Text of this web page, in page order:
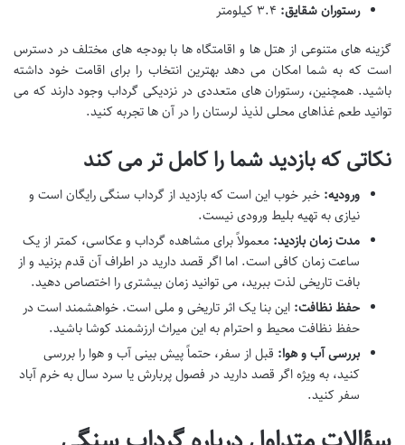
رستوران شقایق:
گزینه های متنوعی از هتل ها و اقامتگاه ها با بودجه های مختلف در دسترس
است که به شما امکان می دهد بهترین انتخاب را برای اقامت خود داشته
باشید. همچنین، رستوران های متعددی در نزدیکی گرداب وجود دارند که می
توانید طعم غذاهای محلی لذیذ لرستان را در آن ها تجربه کنید.
نکاتی که بازدید شما را کامل تر می کند
ورودیه: خبر خوب این است که بازدید از گرداب سنگی رایگان است و
نیازی به تهیه بلیط ورودی نیست.
مدت زمان بازدید: معمولاً برای مشاهده گرداب و عکاسی، کمتر از یک
ساعت زمان کافی است. اما اگر قصد دارید در اطراف آن قدم بزنید و از
بافت تاریخی لذت ببرید، می توانید زمان بیشتری را اختصاص دهید.
حفظ نظافت: این بنا یک اثر تاریخی و ملی است. خواهشمند است در
حفظ نظافت محیط و احترام به این میراث ارزشمند کوشا باشید.
بررسی آب و هوا: قبل از سفر، حتماً پیش بینی آب و هوا را بررسی
کنید، به ویژه اگر قصد دارید در فصول پربارش یا سرد سال به خرم آباد
سفر کنید.